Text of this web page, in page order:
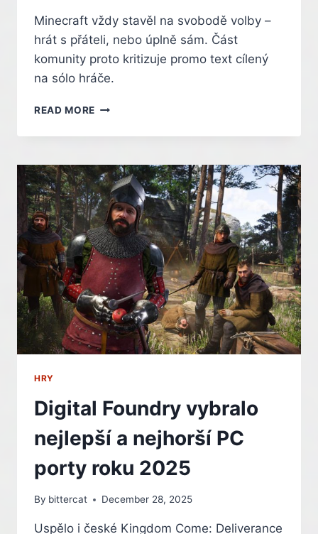
Minecraft vždy stavěl na svobodě volby –
hrát s přáteli, nebo úplně sám. Část
komunity proto kritizuje promo text cílený
na sólo hráče.
READ MORE ZESMĚŠNĚNÍ
HRÁČŮ:
ČELÍ
KRITICE
HRY
Digital Foundry vybralo
nejlepší a nejhorší PC
porty roku 2025
By bittercat December 28, 2025
Uspělo i české Kingdom Come: Deliverance